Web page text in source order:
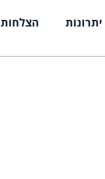
יתרונות הצלחות